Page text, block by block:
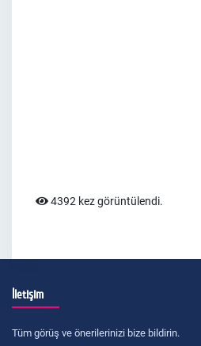
4392 kez görüntülendi.
İletişim
Tüm görüş ve önerilerinizi bize bildirin.